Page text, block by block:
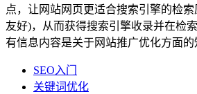
点，让网站网页更适合搜索引擎的检
友好)，从而获得搜索引擎收录并在检
有信息内容是关于网站推广优化方面的
SEO入门
关键词优化